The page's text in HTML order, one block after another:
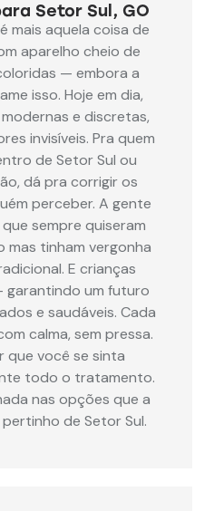
Setor Sul, GO
mais aquela coisa de
aparelho cheio de
— embora a
isso. Hoje em dia,
e discretas,
invisíveis. Pra quem
de Setor Sul ou
dá pra corrigir os
perceber. A gente
sempre quiseram
mas tinham vergonha
E crianças
garantindo um futuro
e saudáveis. Cada
calma, sem pressa.
que você se sinta
todo o tratamento.
nas opções que a
de Setor Sul.